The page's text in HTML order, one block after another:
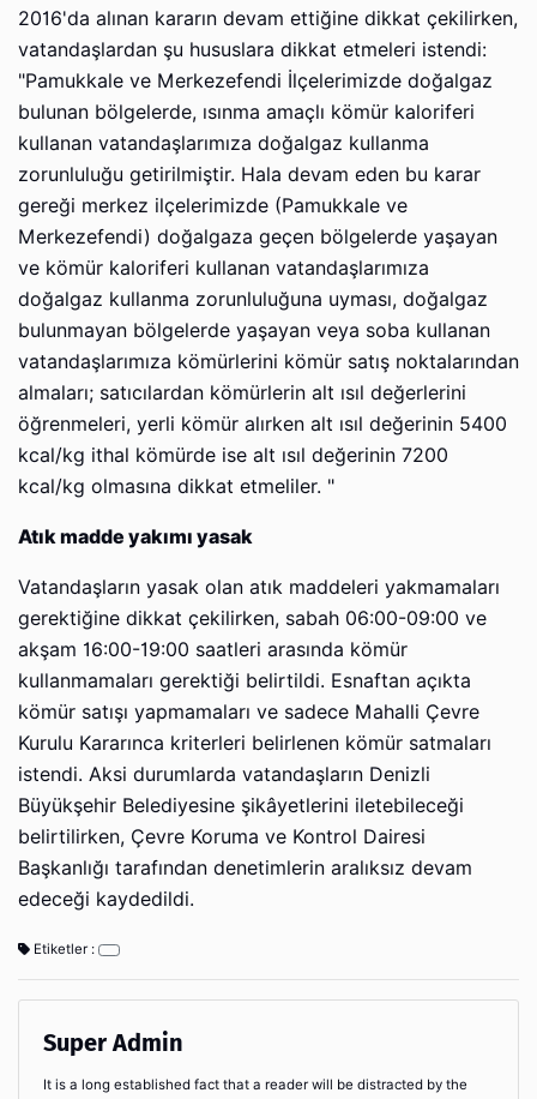
2016'da alınan kararın devam ettiğine dikkat çekilirken,
vatandaşlardan şu hususlara dikkat etmeleri istendi:
"Pamukkale ve Merkezefendi İlçelerimizde doğalgaz
bulunan bölgelerde, ısınma amaçlı kömür kaloriferi
kullanan vatandaşlarımıza doğalgaz kullanma
zorunluluğu getirilmiştir. Hala devam eden bu karar
gereği merkez ilçelerimizde (Pamukkale ve
Merkezefendi) doğalgaza geçen bölgelerde yaşayan
ve kömür kaloriferi kullanan vatandaşlarımıza
doğalgaz kullanma zorunluluğuna uyması, doğalgaz
bulunmayan bölgelerde yaşayan veya soba kullanan
vatandaşlarımıza kömürlerini kömür satış noktalarından
almaları; satıcılardan kömürlerin alt ısıl değerlerini
öğrenmeleri, yerli kömür alırken alt ısıl değerinin 5400
kcal/kg ithal kömürde ise alt ısıl değerinin 7200
kcal/kg olmasına dikkat etmeliler. "
Atık madde yakımı yasak
Vatandaşların yasak olan atık maddeleri yakmamaları
gerektiğine dikkat çekilirken, sabah 06:00-09:00 ve
akşam 16:00-19:00 saatleri arasında kömür
kullanmamaları gerektiği belirtildi. Esnaftan açıkta
kömür satışı yapmamaları ve sadece Mahalli Çevre
Kurulu Kararınca kriterleri belirlenen kömür satmaları
istendi. Aksi durumlarda vatandaşların Denizli
Büyükşehir Belediyesine şikâyetlerini iletebileceği
belirtilirken, Çevre Koruma ve Kontrol Dairesi
Başkanlığı tarafından denetimlerin aralıksız devam
edeceği kaydedildi.
Etiketler :
Super Admin
It is a long established fact that a reader will be distracted by the